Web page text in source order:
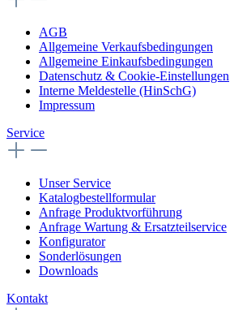
AGB
Allgemeine Verkaufsbedingungen
Allgemeine Einkaufsbedingungen
Datenschutz & Cookie-Einstellungen
Interne Meldestelle (HinSchG)
Impressum
Service
Unser Service
Katalogbestellformular
Anfrage Produktvorführung
Anfrage Wartung & Ersatzteilservice
Konfigurator
Sonderlösungen
Downloads
Kontakt